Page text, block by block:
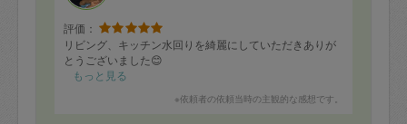
評価：
リビング、キッチン水回りを綺麗にしていただきありが
とうございました😊
もっと見る
※依頼者の依頼当時の主観的な感想です。